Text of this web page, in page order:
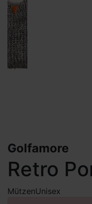
Golfamore
Retro
MützenUnisex